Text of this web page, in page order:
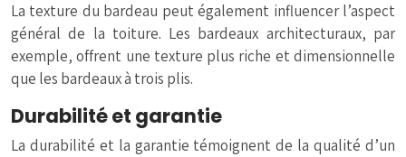
La texture du bardeau peut également influencer l’aspect
général de la toiture. Les bardeaux architecturaux, par
exemple, offrent une texture plus riche et dimensionnelle
que les bardeaux à trois plis.
Durabilité et garantie
La durabilité et la garantie témoignent de la qualité d’un